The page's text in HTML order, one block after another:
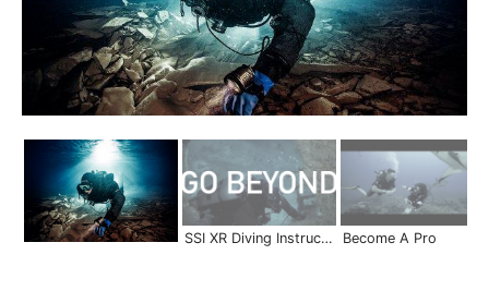
SSI XR Diving Instructor | Become a Pro Become A Pro